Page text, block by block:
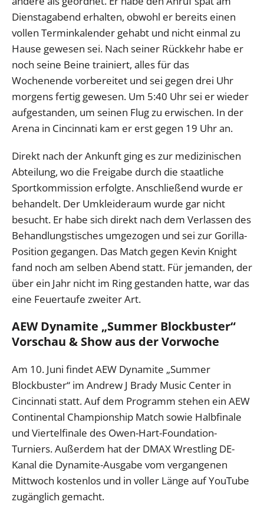
Dienstagabend erhalten, obwohl er bereits einen
vollen Terminkalender gehabt und nicht einmal zu
Hause gewesen sei. Nach seiner Rückkehr habe er
noch seine Beine trainiert, alles für das
Wochenende vorbereitet und sei gegen drei Uhr
morgens fertig gewesen. Um 5:40 Uhr sei er wieder
aufgestanden, um seinen Flug zu erwischen. In der
Arena in Cincinnati kam er erst gegen 19 Uhr an.
Direkt nach der Ankunft ging es zur medizinischen
Abteilung, wo die Freigabe durch die staatliche
Sportkommission erfolgte. Anschließend wurde er
behandelt. Der Umkleideraum wurde gar nicht
besucht. Er habe sich direkt nach dem Verlassen des
Behandlungstisches umgezogen und sei zur Gorilla-
Position gegangen. Das Match gegen Kevin Knight
fand noch am selben Abend statt. Für jemanden, der
über ein Jahr nicht im Ring gestanden hatte, war das
eine Feuertaufe zweiter Art.
AEW Dynamite „Summer Blockbuster“
Vorschau & Show aus der Vorwoche
Am 10. Juni findet AEW Dynamite „Summer
Blockbuster“ im Andrew J Brady Music Center in
Cincinnati statt. Auf dem Programm stehen ein AEW
Continental Championship Match sowie Halbfinale
und Viertelfinale des Owen-Hart-Foundation-
Turniers. Außerdem hat der DMAX Wrestling DE-
Kanal die Dynamite-Ausgabe vom vergangenen
Mittwoch kostenlos und in voller Länge auf YouTube
zugänglich gemacht.